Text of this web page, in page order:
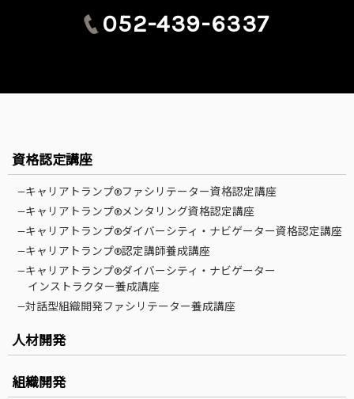
052-439-6337
資格認定講座
—キャリアトランプ®ファシリテーター資格認定講座
—キャリアトランプ®メンタリング資格認定講座
—キャリアトランプ®ダイバーシティ・ナビゲーター資格認定講座
—キャリアトランプ®認定講師養成講座
—キャリアトランプ®ダイバーシティ・ナビゲーター
インストラクター養成講座
—対話型組織開発ファシリテーター養成講座
人材開発
組織開発